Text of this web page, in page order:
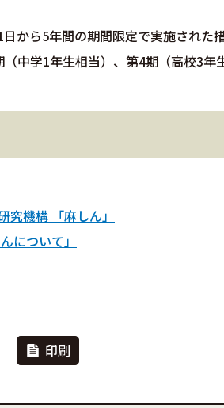
から5年間の期間限定で実施された
中学1年生相当）、第4期（高校3
究機構 「麻しん」
について」
印刷